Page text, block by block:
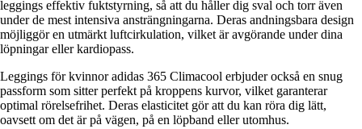
leggings effektiv fuktstyrning, så att du håller dig sval och torr även
under de mest intensiva ansträngningarna. Deras andningsbara design
möjliggör en utmärkt luftcirkulation, vilket är avgörande under dina
löpningar eller kardiopass.
Leggings för kvinnor adidas 365 Climacool erbjuder också en snug
passform som sitter perfekt på kroppens kurvor, vilket garanterar
optimal rörelsefrihet. Deras elasticitet gör att du kan röra dig lätt,
oavsett om det är på vägen, på en löpband eller utomhus.